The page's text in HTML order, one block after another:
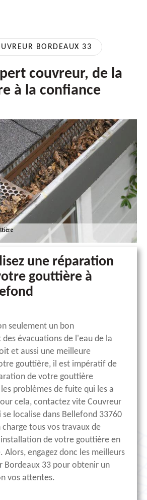
BORDEAUX 33
couvreur, de la
à la confiance
une réparation
gouttière à
seulement un bon
évacuations de l'eau de la
et aussi une meilleure
gouttière, il est impératif de
de votre gouttière
problèmes de fuite qui les a
cela, contactez vite Couvreur
se localise dans Bellefond 33760
tous vos travaux de
de votre gouttière en
Alors, engagez donc les meilleurs
Bordeaux 33 pour obtenir un
vos attentes.